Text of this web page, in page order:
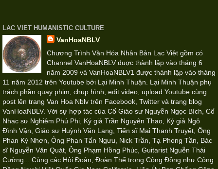
LAC VIET HUMANISTIC CULTURE
VanHoaNBLV
Chương Trình Văn Hóa Nhân Bản Lạc Việt gồm có
Channel VanHoaNBLV đuợc thành lập vào tháng 6
năm 2009 và VanHoaNBLV1 được thành lập vào tháng
11 năm 2012 trên Youtube bởi Lại Minh Thuận. Lại Minh Thuận phụ
trách phần quay phim, chụp hình, edit video, upload Youtube cùng
post lên trang Van Hoa Nblv trên Facebook, Twitter và trang blog
VanHoaNBLV. Với sự hợp tác của Cố Giáo sư Nguyễn Ngọc Bích, Cố
Nhạc sư Nghiêm Phú Phi, Ký giả Trần Nguyên Thao, Ký giả Ngô
Đình Vận, Giáo sư Huỳnh Văn Lang, Tiến sĩ Mai Thanh Truyết, Ông
Phan Kỳ Nhơn, Ông Phan Tấn Ngưu, Nick Trần, Tạ Phong Tần, Bác
sĩ Nguyễn Văn Quát, Ông Phạm Hồng Phúc, Guitarist Nguễn Thái
Cường... Cùng các Hội Đoàn, Đoàn Thể trong Cộng Đồng như Cộng